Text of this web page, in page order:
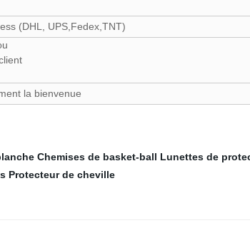
(DHL, UPS,Fedex,TNT)
la bienvenue
Chemises de basket-ball Lunettes de
Protecteur de cheville